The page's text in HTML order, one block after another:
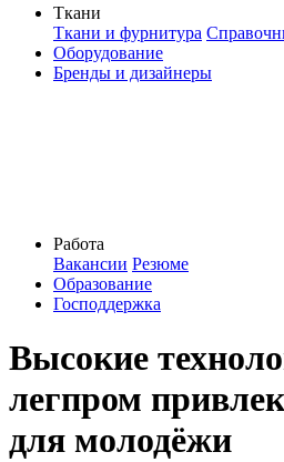
Ткани
Ткани и фурнитура
Оборудование
Бренды и дизайнеры
Работа
Вакансии Резюме
Образование
Господдержка
Высокие
легпром
для молодёжи